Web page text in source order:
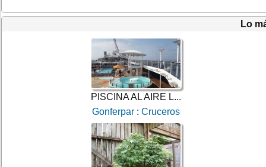
Lo
PISCINA AL AIRE L...
Gonferpar: Cruceros